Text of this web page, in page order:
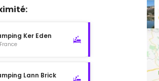
choix pour toutes les pêches et toutes les
plongeant, souple (aromatisé ou non),
, de quoi satisfaire les plus exigeants
et entretien de votre matériel (
)
pied: de quoi dénicher crabes, crevettes,
sur un large choix de paniers pour
votre pêche!
Ker Eden
France
Lann Brick